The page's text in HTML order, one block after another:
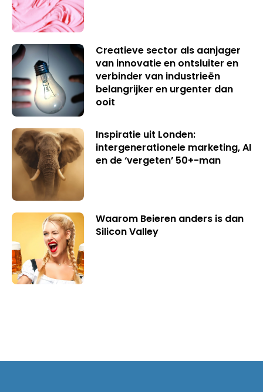
Creatieve sector als aanjager
van innovatie en ontsluiter en
verbinder van industrieën
belangrijker en urgenter dan
ooit
Inspiratie uit Londen:
intergenerationele marketing, AI
en de ‘vergeten’ 50+-man
Waarom Beieren anders is dan
Silicon Valley